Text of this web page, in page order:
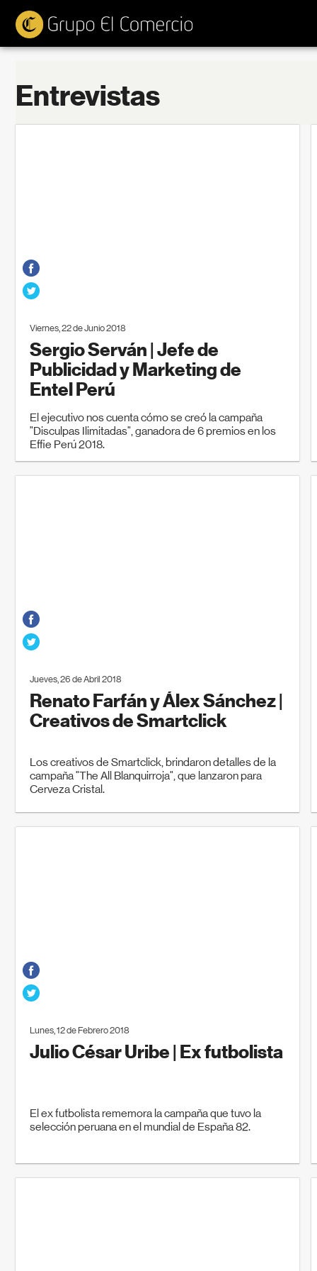
Entrevistas
Viernes, 22 de Junio 2018
Sergio Serván | Jefe de
Publicidad y Marketing de
Entel Perú
El ejecutivo nos cuenta cómo se creó la campaña
"Disculpas Ilimitadas", ganadora de 6 premios en los
Effie Perú 2018.
Jueves, 26 de Abril 2018
Renato Farfán y Álex Sánchez |
Creativos de Smartclick
Los creativos de Smartclick, brindaron detalles de la
campaña "The All Blanquirroja", que lanzaron para
Cerveza Cristal.
Lunes, 12 de Febrero 2018
Julio César Uribe | Ex futbolista
El ex futbolista rememora la campaña que tuvo la
selección peruana en el mundial de España 82.